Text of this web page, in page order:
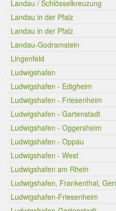
Landau / Schlösselkreuzung
Landau in der Pfalz
Landau in der Pfalz
Landau-Godramstein
Lingenfeld
Ludwigshafen
Ludwigshafen - Edigheim
Ludwigshafen - Friesenheim
Ludwigshafen - Gartenstadt
Ludwigshafen - Oggersheim
Ludwigshafen - Oppau
Ludwigshafen - West
Ludwigshafen am Rhein
Ludwigshafen, Frankenthal,
Ludwigshafen-Friesenheim